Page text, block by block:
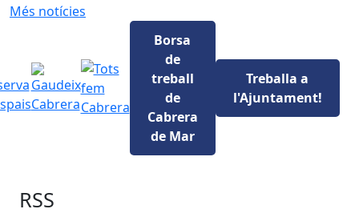
Més notícies
Borsa
de
treball
de
Cabrera
de Mar
Treballa a
l'Ajuntament!
RSS